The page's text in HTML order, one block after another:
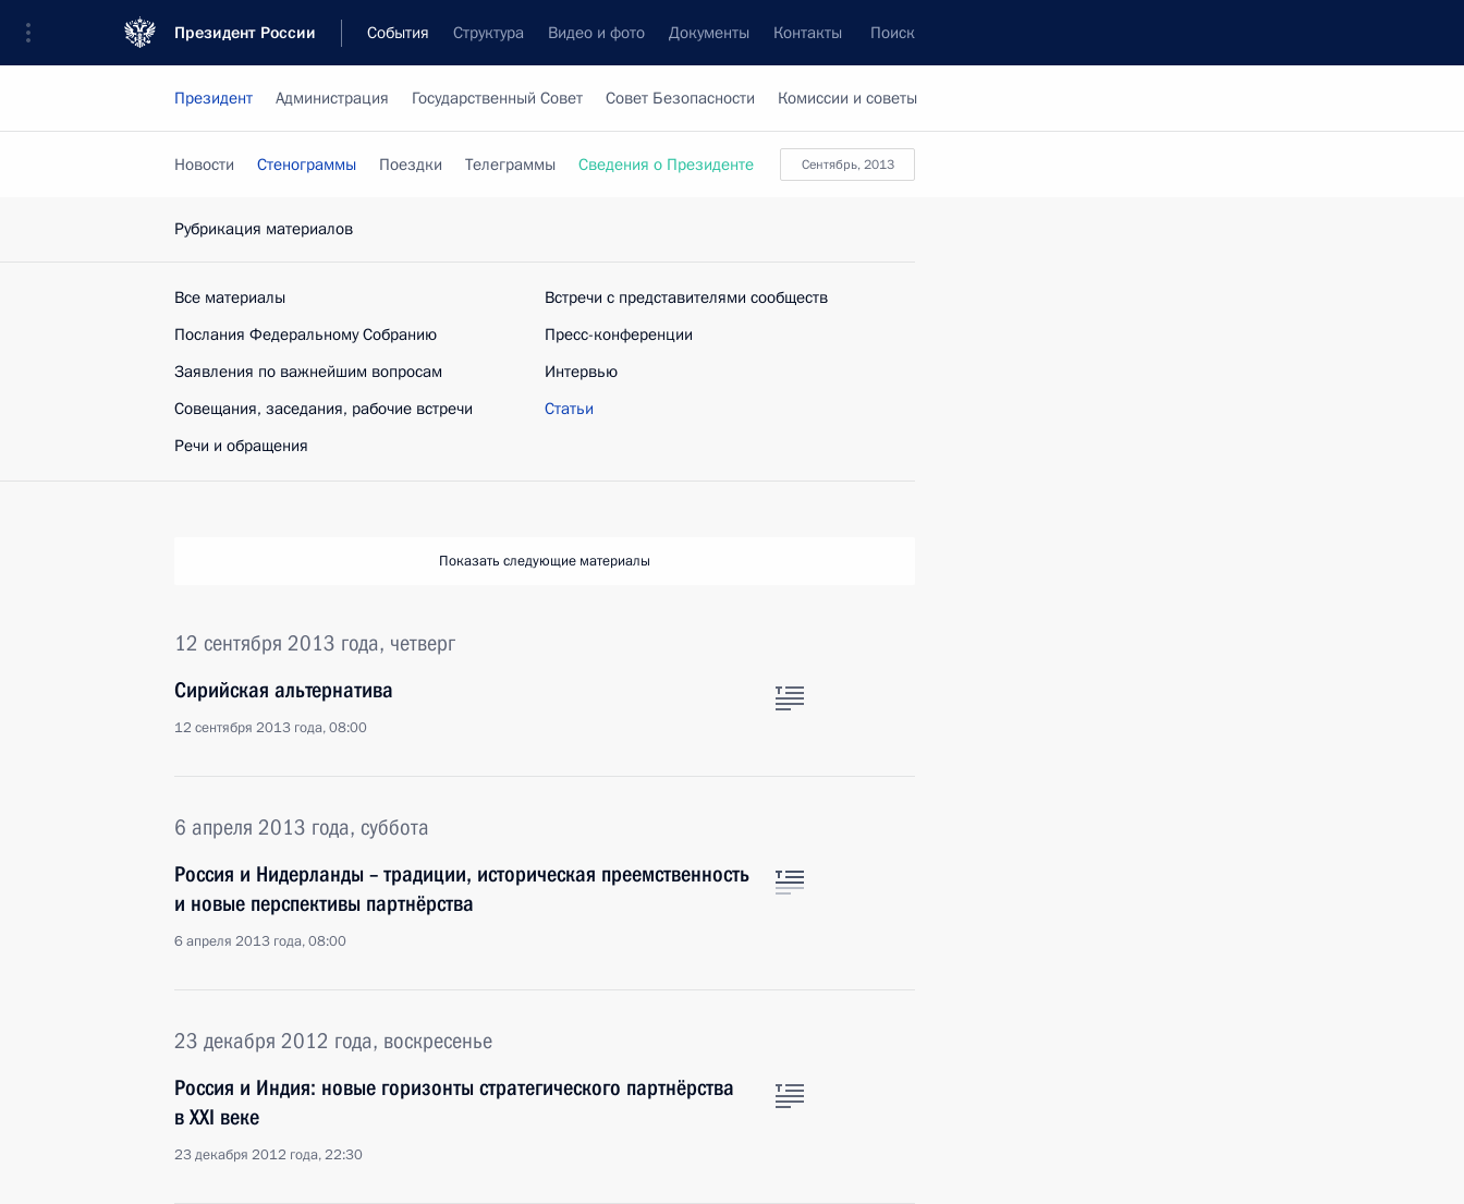
Президент России События Структура Видео и фото Документы Контакты Поиск
Президент Администрация Государственный Совет Совет Безопасности Комиссии и советы
сентябрь, 2013
Новости Стенограммы Поездки Телеграммы Сведения о Президенте
Рубрикация материалов
Все материалы
Послания Федеральному Собранию
Заявления по важнейшим вопросам
Совещания, заседания, рабочие встречи
Речи и обращения
Встречи с представителями сообществ
Пресс-конференции
Интервью
Статьи
Показать следующие материалы
12 сентября 2013 года, четверг
Сирийская альтернатива
12 сентября 2013 года, 08:00
6 апреля 2013 года, суббота
Россия и Нидерланды – традиции, историческая преемственность
и новые перспективы партнёрства
6 апреля 2013 года, 08:00
23 декабря 2012 года, воскресенье
Россия и Индия: новые горизонты стратегического партнёрства
в XXI веке
23 декабря 2012 года, 22:30